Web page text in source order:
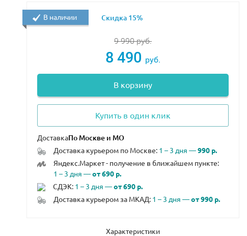
9 990руб.
8 490 руб.
В корзину
Купить в один клик
Доставка
Доставка курьером по Москве: 1 – 3 дня —990 р.
Яндекс.Маркет - получение в ближайшем пункте:
1 – 3 дня —от 690 р.
СДЭК: 1 – 3 дня —от 690 р.
Доставка курьером за МКАД: 1 – 3 дня —от 990 р.
В наличии Скидка 15%
Характеристики